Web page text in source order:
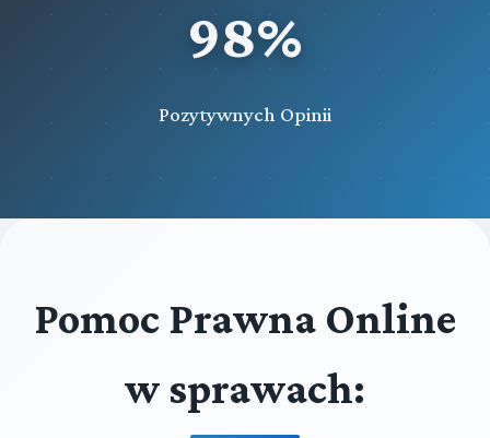
98%
Pozytywnych Opinii
Pomoc Prawna Online
w sprawach: